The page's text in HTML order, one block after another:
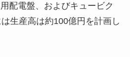
配電盤、およびキュービク
生産高は約100億円を計画し